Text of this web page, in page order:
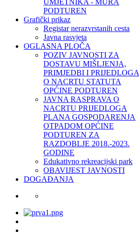
PODTUREN
Grafički prikaz
Registar nerazvrstanih cesta
Javna rasvjeta
OGLASNA PLOČA
POZIV JAVNOSTI ZA
DOSTAVU MIŠLJENJA,
PRIMJEDBI I PRIJEDLOGA
O NACRTU STATUTA
OPĆINE PODTUREN
JAVNA RASPRAVA O
NACRTU PRIJEDLOGA
PLANA GOSPODARENJA
OTPADOM OPĆINE
PODTUREN ZA
RAZDOBLJE 2018.-2023.
GODINE
Edukativno rekreacijski park
OBAVIJEST JAVNOSTI
DOGAĐANJA